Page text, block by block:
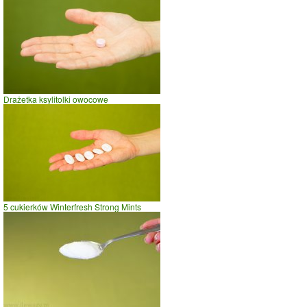
Drażetka ksylitolki owocowe
5 cukierków Winterfresh Strong Mints